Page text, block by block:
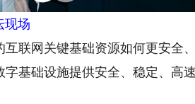
现场
联网关键基础资源如何更安全、
基础设施提供安全、稳定、高速